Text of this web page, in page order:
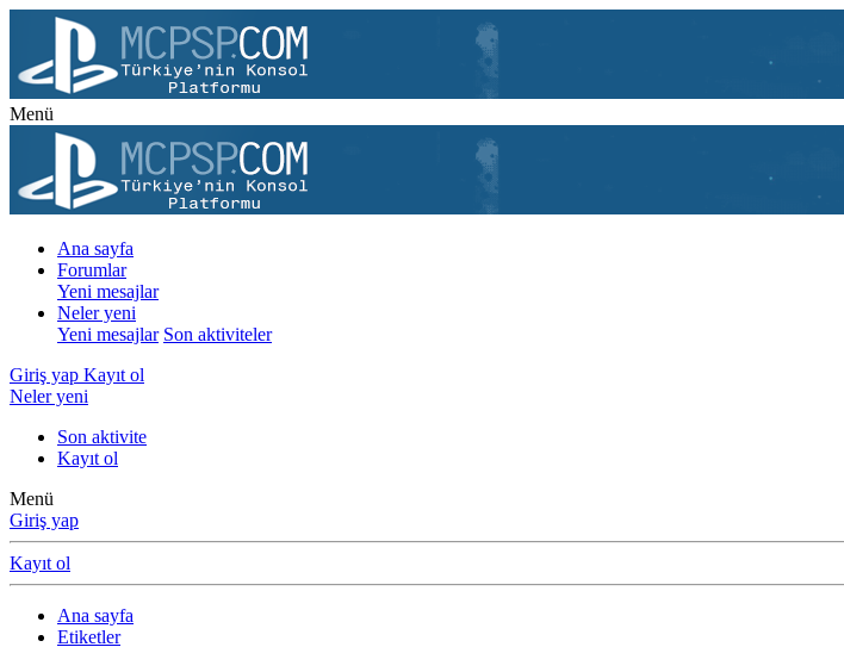
Menü
Ana sayfa
Forumlar
Yeni mesajlar
Neler yeni
Yeni mesajlar Son aktiviteler
Giriş yap Kayıt ol
Neler yeni
Son aktivite
Kayıt ol
Menü
Giriş yap
Kayıt ol
Ana sayfa
Etiketler